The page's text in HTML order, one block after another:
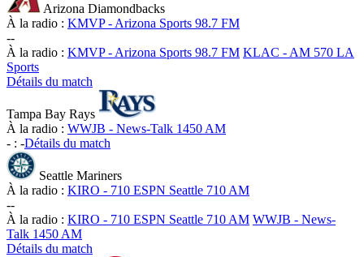
Arizona Diamondbacks
À la radio : KMVP - Arizona Sports 98.7 FM
--
À la radio : KMVP - Arizona Sports 98.7 FM KLAC - AM 570 LA
Sports
Détails du match
Tampa Bay Rays
À la radio : WWJB - News-Talk 1450 AM
- : -Détails du match
Seattle Mariners
À la radio : KIRO - 710 ESPN Seattle 710 AM
--
À la radio : KIRO - 710 ESPN Seattle 710 AM WWJB - News-
Talk 1450 AM
Détails du match